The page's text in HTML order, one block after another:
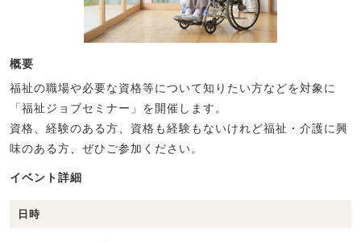
概要
福祉の職場や必要な資格等について知りたい方などを対象に
「福祉ジョブセミナー」を開催します。
資格、経験のある方、資格も経験もないけれど福祉・介護に興
味のある方、ぜひご参加ください。
イベント詳細
日時